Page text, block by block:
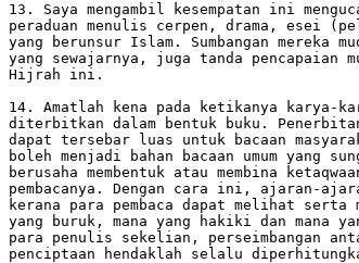
13. Saya mengambil kesempatan ini
peraduan menulis cerpen, drama, esei
yang berunsur Islam. Sumbangan mereka
yang sewajarnya, juga tanda pencapaian
Hijrah ini.
14. Amatlah kena pada ketikanya karya-
diterbitkan dalam bentuk buku.
dapat tersebar luas untuk bacaan
boleh menjadi bahan bacaan umum yang
berusaha membentuk atau membina
pembacanya. Dengan cara ini, ajaran-
kerana para pembaca dapat melihat serta
yang buruk, mana yang hakiki dan mana
para penulis sekelian, perseimbangan
penciptaan hendaklah selalu